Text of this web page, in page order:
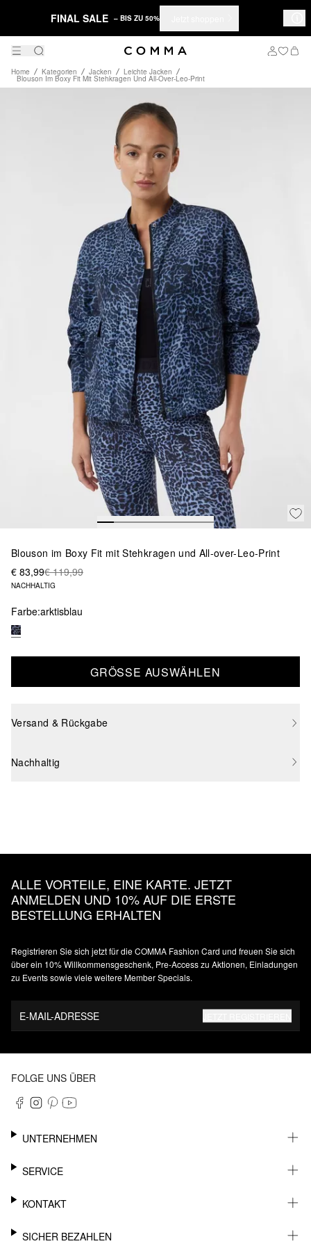
FINAL SALE – BIS ZU 50%
Home Kategorien Jacken Leichte Jacken
Blouson Im Boxy Fit Mit Stehkragen Und All-Over-Leo-Print
Blouson im Boxy Fit mit Stehkragen und All-over-Leo-Print
€ 83,99€ 119,99
NACHHALTIG
Farbe:arktisblau
GRÖSSE AUSWÄHLEN
Versand & Rückgabe
Nachhaltig
ALLE VORTEILE, EINE KARTE. JETZT
ANMELDEN UND 10% AUF DIE ERSTE
BESTELLUNG ERHALTEN
Registrieren Sie sich jetzt für die COMMA Fashion Card und freuen Sie sich
über ein 10% Willkommensgeschenk, Pre-Access zu Aktionen, Einladungen
zu Events sowie viele weitere Member Specials.
E-MAIL-ADRESSE
FOLGE UNS ÜBER
UNTERNEHMEN
KARRIERE
SERVICE
NEWSLETTER
MEIN KONTO
KONTAKT
SUPPORT
SICHER BEZAHLEN